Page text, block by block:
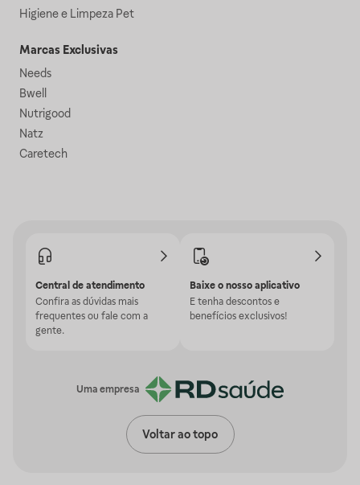
Higiene e Limpeza Pet
Marcas Exclusivas
Needs
Bwell
Nutrigood
Natz
Caretech
Central de atendimento
Confira as dúvidas mais
frequentes ou fale com a
gente.
Baixe o nosso aplicativo
E tenha descontos e
benefícios exclusivos!
Uma empresa
Voltar ao topo